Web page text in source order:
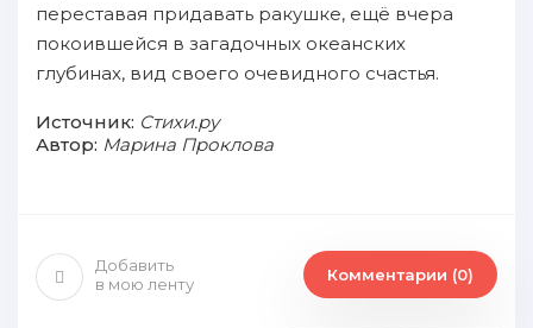
переставая придавать ракушке, ещё вчера
покоившейся в загадочных океанских
глубинах, вид своего очевидного счастья.
Источник: Стихи.ру
Автор: Марина Проклова
Добавить
в мою ленту
Комментарии (0)